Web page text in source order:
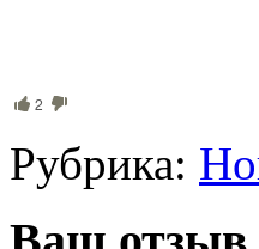
2
Рубрика: